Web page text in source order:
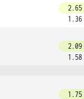
2.65
1.36
2.09
1.58
1.75